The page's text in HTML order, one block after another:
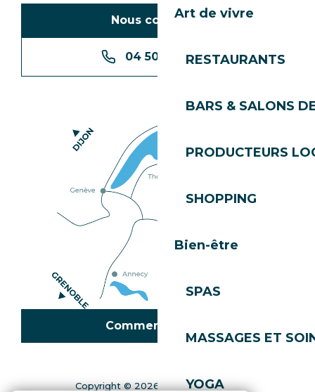
Art de vivre
RESTAURANTS
BARS & SALONS
PRODUCTEURS
SHOPPING
Bien-être
SPAS
MASSAGES ET
YOGA
Nous contacter
04 50 74 74 74
Comment venir ?
Copyright © 2026Mentions légales